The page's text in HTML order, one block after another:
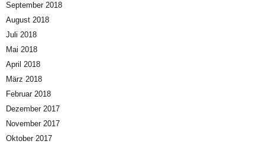
September 2018
August 2018
Juli 2018
Mai 2018
April 2018
März 2018
Februar 2018
Dezember 2017
November 2017
Oktober 2017